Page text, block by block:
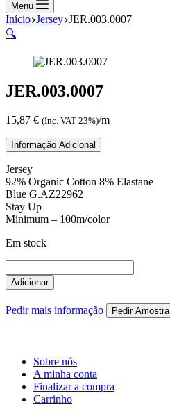
Menu
Início Jersey JER.003.0007
🔍
JER.003.0007
15,87 € (Inc. VAT 23%)/m
Informação Adicional
Jersey
92% Organic Cotton 8% Elastane
Blue G.AZ22962
Stay Up
Minimum – 100m/color
Em stock
de
JER.003.0007
Adicionar
Pedir mais informação Pedir Amostra
Sobre nós
A minha conta
Finalizar a compra
Carrinho